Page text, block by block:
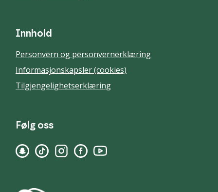
Innhold
Personvern og personvernerklæring
Informasjonskapsler (cookies)
Tilgjengelighetserklæring
Følg oss